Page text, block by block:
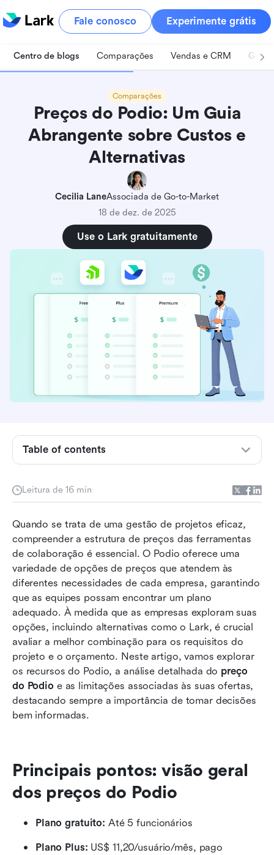
Fale conosco Experimente grátis
Centro de blogs Comparações Vendas e CRM
Comparações
Preços do Podio: Um Guia
Abrangente sobre Custos e
Alternativas
Cecilia LaneAssociada de Go-to-Market
18 de dez. de 2025
Use o Lark gratuitamente
Leitura de 16 min
Quando se trata de uma gestão de projetos eficaz,
compreender a estrutura de preços das ferramentas
de colaboração é essencial. O Podio oferece uma
variedade de opções de preços que atendem às
diferentes necessidades de cada empresa, garantindo
que as equipes possam encontrar um plano
adequado. À medida que as empresas exploram suas
opções, incluindo alternativas como o Lark, é crucial
avaliar a melhor combinação para os requisitos do
projeto e o orçamento. Neste artigo, vamos explorar
os recursos do Podio, a análise detalhada do preço
do Podio e as limitações associadas às suas ofertas,
destacando sempre a importância de tomar decisões
bem informadas.
Principais pontos: visão geral
dos preços do Podio
Plano gratuito: Até 5 funcionários
Plano Plus: US$ 11,20/usuário/mês, pago
Table of contents
Principais pontos: visão geral dos preços do
Como selecionamos e avaliamos softwares em
nossas análises
O que é o Podio?
Detalhamento detalhado dos preços do
Limitações do Podio: Por que alternativas?
5 alternativas ao Podio
Fazendo a escolha: Os custos são justificados?
Conclusão
Perguntas frequentes
Leitura relacionada